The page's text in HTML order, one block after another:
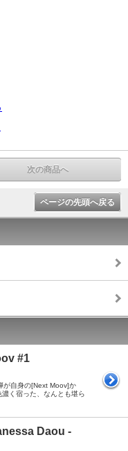
次の商品へ
ページの先頭へ戻る
#1
が自身の[Next Moov]か
く宿った、なんとも堪ら
Daou -